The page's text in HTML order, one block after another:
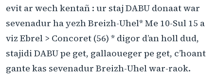
evit ar wech kentañ : ur staj DABU donaat war
sevenadur ha yezh Breizh-Uhel* Me 10-Sul 15 a
viz Ebrel > Concoret (56) * digor d’an holl dud,
stajidi DABU pe get, gallaoueger pe get, c’hoant
gante kas sevenadur Breizh-Uhel war-raok.